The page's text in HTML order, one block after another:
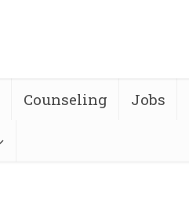
Counseling Jobs